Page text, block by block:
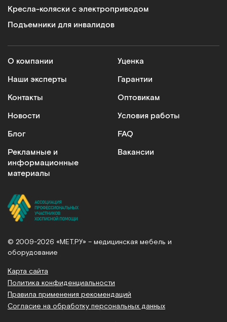
Кресла-коляски с электроприводом
Подъемники для инвалидов
О компании
Наши эксперты
Контакты
Новости
Блог
Рекламные и
информационные
материалы
Уценка
Гарантии
Оптовикам
Условия работы
FAQ
Вакансии
© 2009-2026 «МЕТ.РУ» – медицинская мебель и
оборудование
Карта сайта
Политика конфиденциальности
Правила применения рекомендаций
Согласие на обработку персональных данных